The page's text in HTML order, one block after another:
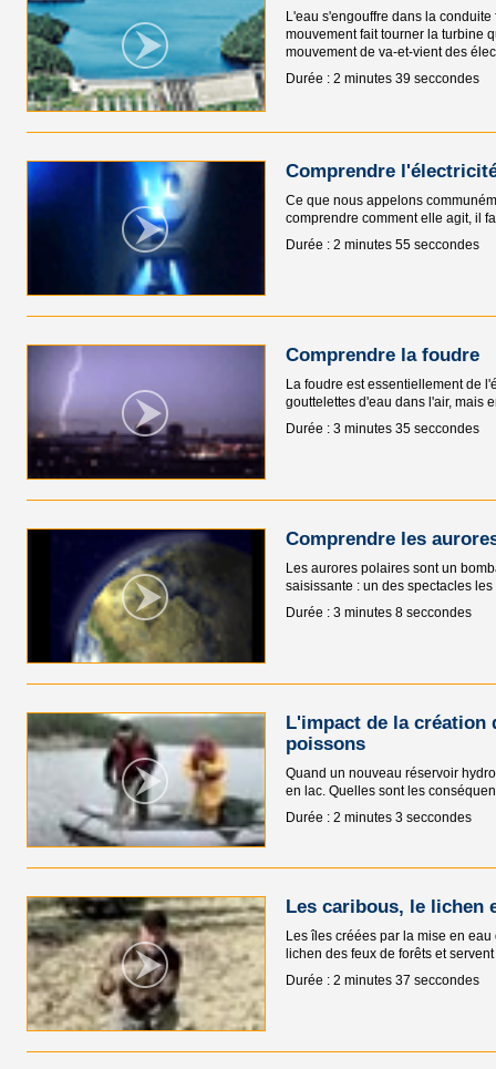
L'eau s'engouffre dans la
mouvement fait tourner la turbine
mouvement de va-et-vient des
Durée : 2 minutes 39 seccondes
Comprendre
Ce que nous appelons
comprendre comment elle agit, il
Durée : 2 minutes 55 seccondes
Comprendre la foudre
La foudre est essentiellement de
gouttelettes d'eau dans l'air, mais
Durée : 3 minutes 35 seccondes
Comprendre les
Les aurores polaires sont un
saisissante : un des spectacles
Durée : 3 minutes 8 seccondes
L'impact de la
poissons
Quand un nouveau réservoir
en lac. Quelles sont les
Durée : 2 minutes 3 seccondes
Les caribous, le lichen
Les îles créées par la mise en
lichen des feux de forêts et
Durée : 2 minutes 37 seccondes